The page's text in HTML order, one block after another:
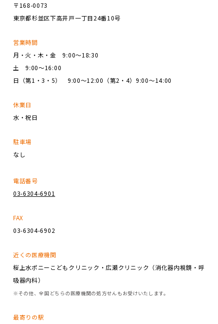
〒168-0073
東京都杉並区下高井戸一丁目24番10号
営業時間
月・火・木・金 9:00～18:30
土 9:00～16:00
日（第1・3・5） 9:00～12:00（第2・4）9:00～14:00
休業日
水・祝日
駐車場
なし
電話番号
03-6304-6901
FAX
03-6304-6902
近くの医療機関
桜上水ポニーこどもクリニック・広瀬クリニック（消化器内視鏡・呼
吸器内科）
※その他、全国どちらの医療機関の処方せんもお受けいたします。
最寄りの駅